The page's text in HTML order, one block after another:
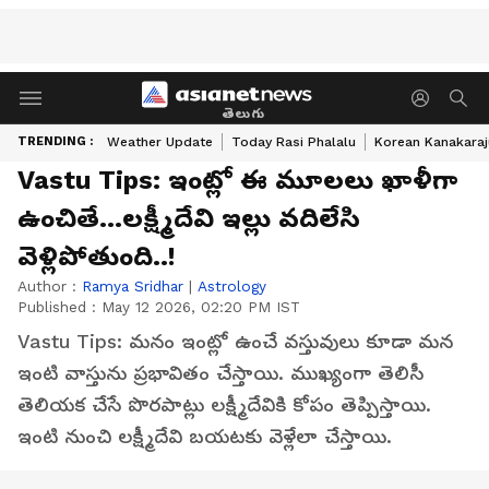
తెలుగు
TRENDING : Weather Update Today Rasi Phalalu Korean
Vastu Tips: ఇంట్లో ఈ మూలలు ఖాళీగా
ఉంచితే...లక్ష్మీదేవి ఇల్లు వదిలేసి
వెళ్లిపోతుంది..!
Author : Ramya Sridhar | Astrology
Published : May 12 2026, 02:20 PM IST
Vastu Tips: మనం ఇంట్లో ఉంచే వస్తువులు కూడా మన
ఇంటి వాస్తును ప్రభావితం చేస్తాయి. ముఖ్యంగా తెలిసీ
తెలియక చేసే పొరపాట్లు లక్ష్మీదేవికి కోపం తెప్పిస్తాయి.
ఇంటి నుంచి లక్ష్మీదేవి బయటకు వెళ్లేలా చేస్తాయి.